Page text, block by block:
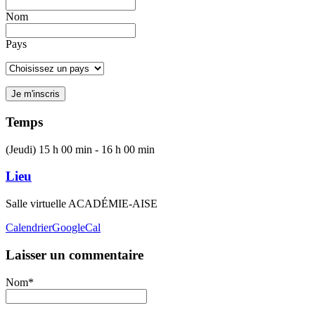
Nom
Pays
Temps
(Jeudi) 15 h 00 min - 16 h 00 min
Lieu
Salle virtuelle ACADÉMIE-AISE
CalendrierGoogleCal
Laisser un commentaire
Nom*